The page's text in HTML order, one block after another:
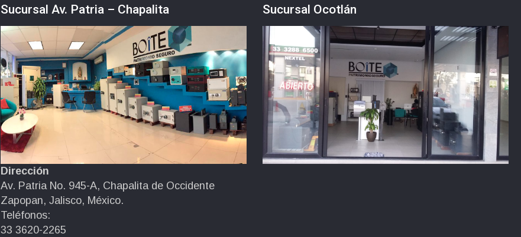
Sucursal Av. Patria – Chapalita
Dirección
Av. Patria No. 945-A, Chapalita de Occidente
Zapopan, Jalisco, México.
Teléfonos:
33 3620-2265
Sucursal Ocotlán